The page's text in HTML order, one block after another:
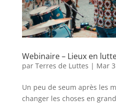
Webinaire – Lieux en
par Terres de Luttes | Mar
⁨Un peu de seum après les
changer les choses en